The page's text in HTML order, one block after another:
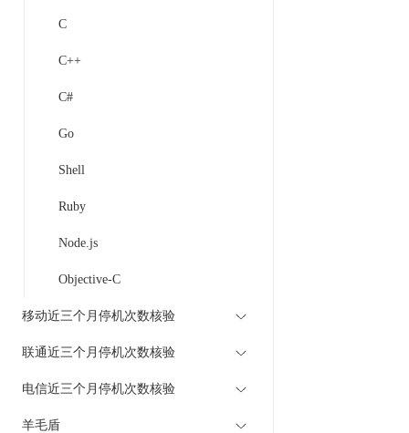
C
C++
C#
Go
Shell
Ruby
Node.js
Objective-C
移动近三个月停机次数核验
联通近三个月停机次数核验
电信近三个月停机次数核验
羊毛盾